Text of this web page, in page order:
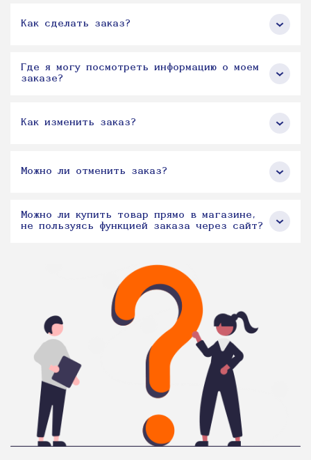
Как сделать заказ?
Где я могу посмотреть информацию о моем
заказе?
Как изменить заказ?
Можно ли отменить заказ?
Можно ли купить товар прямо в магазине,
не пользуясь функцией заказа через сайт?